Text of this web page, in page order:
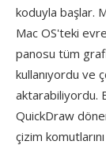
koduyla başlar.
Mac OS'teki
panosu tüm
kullanıyordu ve
aktarabiliyordu.
QuickDraw
çizim